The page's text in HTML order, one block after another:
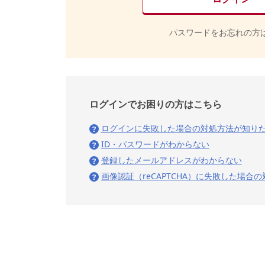
パスワードをお忘れの方
ログインでお困りの方はこちら
ログインに失敗した場合の対処方法が知り
ID・パスワードがわからない
登録したメールアドレスがわからない
画像認証（reCAPTCHA）に失敗した場合